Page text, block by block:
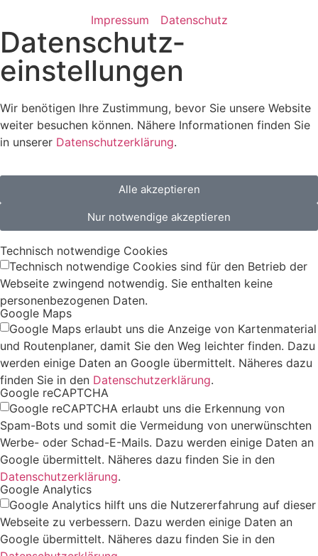
Impressum Datenschutz
Datenschutz­
einstellungen
Wir benötigen Ihre Zustimmung, bevor Sie unsere Website
weiter besuchen können. Nähere Informationen finden Sie
in unserer Datenschutzerklärung.
Alle akzeptieren
Nur notwendige akzeptieren
Technisch notwendige Cookies
Technisch notwendige Cookies sind für den Betrieb der
Webseite zwingend notwendig. Sie enthalten keine
personenbezogenen Daten.
Google Maps
Google Maps erlaubt uns die Anzeige von Kartenmaterial
und Routenplaner, damit Sie den Weg leichter finden. Dazu
werden einige Daten an Google übermittelt. Näheres dazu
finden Sie in den Datenschutzerklärung.
Google reCAPTCHA
Google reCAPTCHA erlaubt uns die Erkennung von
Spam-Bots und somit die Vermeidung von unerwünschten
Werbe- oder Schad-E-Mails. Dazu werden einige Daten an
Google übermittelt. Näheres dazu finden Sie in den
Datenschutzerklärung.
Google Analytics
Google Analytics hilft uns die Nutzererfahrung auf dieser
Webseite zu verbessern. Dazu werden einige Daten an
Google übermittelt. Näheres dazu finden Sie in den